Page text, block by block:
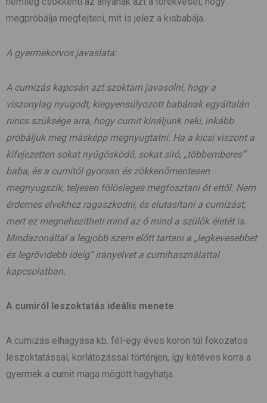
megpróbálja megfejteni, mit is jelez a kisbabája.
A gyermekorvos javaslata:
A cumizás kapcsán azt szoktam javasolni, hogy a
viszonylag nyugodt, kiegyensúlyozott babának egyáltalán
nincs szüksége arra, hogy cumit kínáljunk neki, inkább
próbáljuk meg másképp megnyugtatni. Ha a kicsi viszont a
kifejezetten sokat nyűgösködő, sokat síró, „többemberes”
baba, és a cumitól gyorsan és zökkenőmentesen
megnyugszik, teljesen fölösleges megfosztani őt ettől. Nem
érdemes elvekhez ragaszkodni, és elutasítani a cumizást,
mert ez megnehezítheti mind az ő mind a szülők életét is.
Mindazonáltal a legjobb szem előtt tartani a „legkevesebbet
és legrövidebb ideig” irányelvet a cumihasználattal
kapcsolatban.
A cumiról leszoktatás ideális menete
A cumizás elhagyása kb. fél-egy éves koron túl fokozatos
leszoktatással, korlátozással történjen, így kétéves korra a
gyermek a cumit maga mögött hagyhatja.